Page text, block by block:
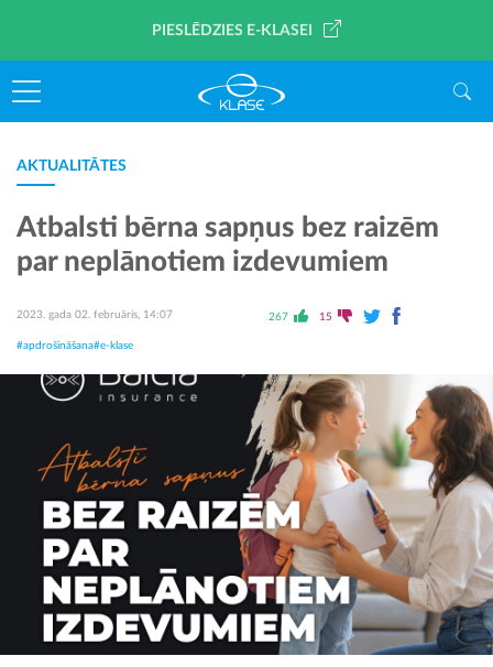
PIESLĒDZIES E-KLASEI
AKTUALITĀTES
Atbalsti bērna sapņus bez raizēm
par neplānotiem izdevumiem
2023. gada 02. februāris, 14:07 267 15
#apdrošināšana#e-klase